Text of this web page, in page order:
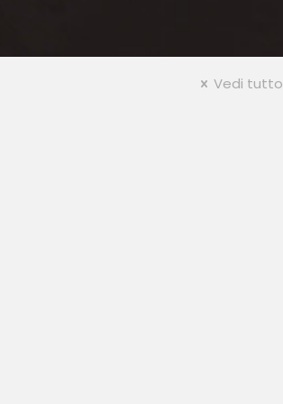
Vedi tutto